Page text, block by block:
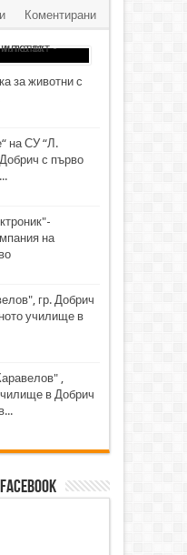
Коментирани
за животни с
на СУ “Л.
с първо
на
гр. Добрич
училище в
,
в Добрич